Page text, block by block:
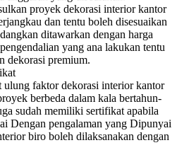
proyek dekorasi interior kantor
dan tentu boleh disesuaikan
ditawarkan dengan harga
yang ana lakukan tentu
dekorasi premium.
faktor dekorasi interior kantor
berbeda dalam kala bertahun-
sudah memiliki sertifikat apabila
Dengan pengalaman yang Dipunyai
biro boleh dilaksanakan dengan